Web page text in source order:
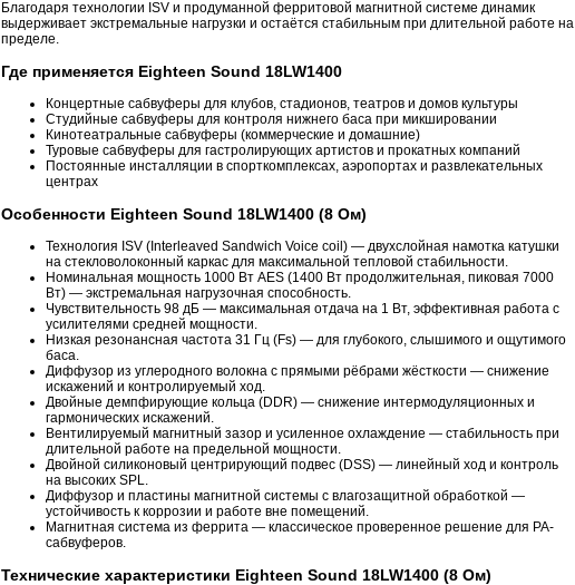
Благодаря технологии ISV и продуманной ферритовой магнитной системе динамик
выдерживает экстремальные нагрузки и остаётся стабильным при длительной работе на
пределе.
Где применяется Eighteen Sound 18LW1400
Концертные сабвуферы для клубов, стадионов, театров и домов культуры
Студийные сабвуферы для контроля нижнего баса при микшировании
Кинотеатральные сабвуферы (коммерческие и домашние)
Туровые сабвуферы для гастролирующих артистов и прокатных компаний
Постоянные инсталляции в спорткомплексах, аэропортах и развлекательных
центрах
Особенности Eighteen Sound 18LW1400 (8 Ом)
Технология ISV (Interleaved Sandwich Voice coil) — двухслойная намотка катушки
на стекловолоконный каркас для максимальной тепловой стабильности.
Номинальная мощность 1000 Вт AES (1400 Вт продолжительная, пиковая 7000
Вт) — экстремальная нагрузочная способность.
Чувствительность 98 дБ — максимальная отдача на 1 Вт, эффективная работа с
усилителями средней мощности.
Низкая резонансная частота 31 Гц (Fs) — для глубокого, слышимого и ощутимого
баса.
Диффузор из углеродного волокна с прямыми рёбрами жёсткости — снижение
искажений и контролируемый ход.
Двойные демпфирующие кольца (DDR) — снижение интермодуляционных и
гармонических искажений.
Вентилируемый магнитный зазор и усиленное охлаждение — стабильность при
длительной работе на предельной мощности.
Двойной силиконовый центрирующий подвес (DSS) — линейный ход и контроль
на высоких SPL.
Диффузор и пластины магнитной системы с влагозащитной обработкой —
устойчивость к коррозии и работе вне помещений.
Магнитная система из феррита — классическое проверенное решение для PA-
сабвуферов.
Технические характеристики Eighteen Sound 18LW1400 (8 Ом)